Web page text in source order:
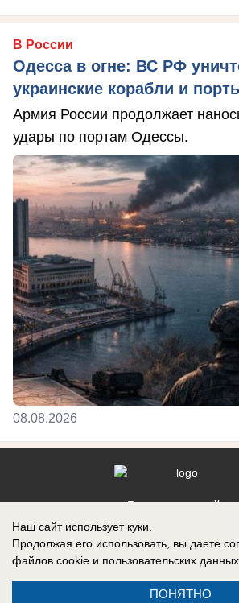
В России
Одесса в огне: ВС РФ
украинские корабли и
Армия России продолжает
удары по портам Одессы.
08.08.2026
Реклама на сайте
Наш сайт использует куки.
Продолжая его использовать, вы даете
файлов cookie и пользовательских данных.
ПОНЯТНО